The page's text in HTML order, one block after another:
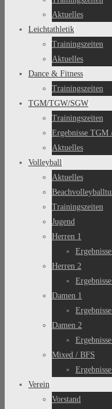
Aktuelles
Leichtathletik
Trainingszeiten
Aktuelles
Dance & Fitness
Trainingszeiten
TGM/TGW/SGW
Trainingszeiten
Ergebnisse
Aktuelles
Volleyball
Aktuelles
Trainingszeiten
Jugend
Herren 1
Herren 2
Damen 1
Damen 2
Mixed / BFS
Verein
Vorstand